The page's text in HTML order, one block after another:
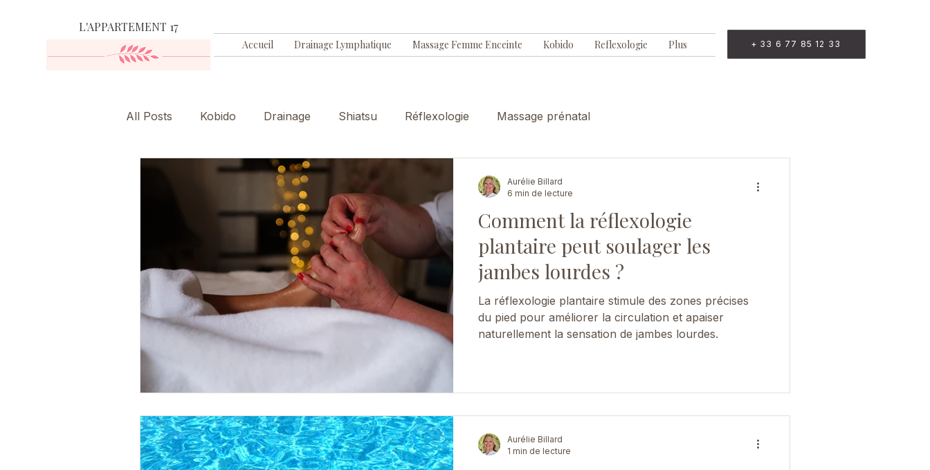
L'APPARTEMENT 17
Accueil Drainage Lymphatique Massage Femme Enceinte Kobido Reflexologie Plus + 33 6 77 85 12 33
All Posts Kobido Drainage Shiatsu Réflexologie Massage prénatal
Comment la réflexologie
plantaire peut soulager les
jambes lourdes ?
La réflexologie plantaire stimule des zones précises
du pied pour améliorer la circulation et apaiser
naturellement la sensation de jambes lourdes.
Aurélie Billard
6 min de lecture
Aurélie Billard
1 min de lecture